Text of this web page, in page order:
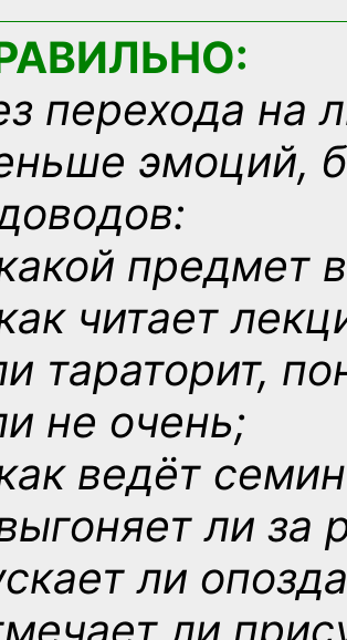
перехода на
эмоций,
предмет
читает
тараторит,
не очень;
ведёт
ли за
ли
ли